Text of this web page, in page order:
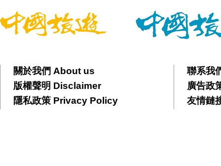
關於我們 About us
版權聲明 Disclaimer
隱私政策 Privacy Policy
聯系我
廣告政
友情鏈